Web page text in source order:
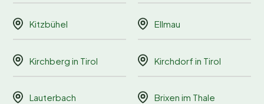
Kitzbühel Ellmau
Kirchberg in Tirol Kirchdorf in Tirol
Lauterbach Brixen im Thale